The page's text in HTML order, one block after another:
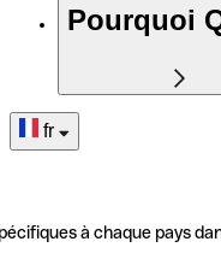
Pourquoi
fr
à chaque pays